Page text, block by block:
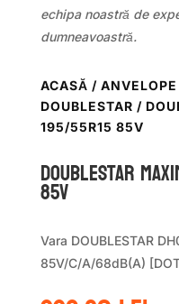
echipa noastră de
dumneavoastră.
ACASĂ / ANVELOPE
DOUBLESTAR /
195/55R15 85V
DOUBLESTAR
85V
Vara DOUBLESTAR
85V/C/A/68dB(A)